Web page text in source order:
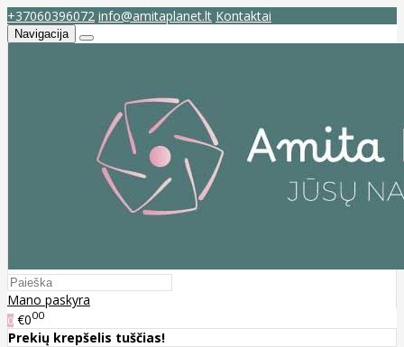
+37060396072 info@amitaplanet.lt Kontaktai
Navigacija
Mano paskyra
0 €000
Prekių krepšelis tuščias!